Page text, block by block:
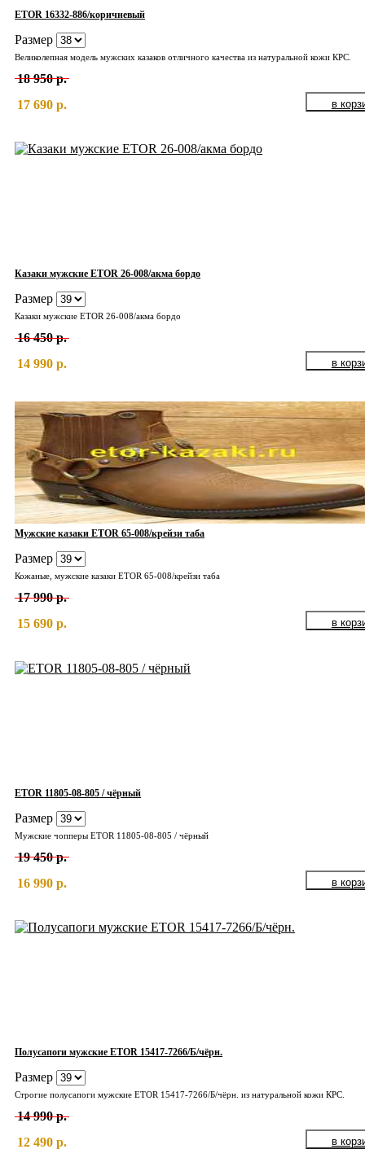
ETOR 16332-886/коричневый
Размер
Великолепная модель мужских казаков отличного качества из натуральной кожи КРС.
18 950 р.
17 690 р.
Казаки мужские ETOR 26-008/акма бордо
Размер
Казаки мужские ETOR 26-008/акма бордо
16 450 р.
14 990 р.
Мужские казаки ETOR 65-008/крейзи таба
Размер
Кожаные, мужские казаки ETOR 65-008/крейзи таба
17 990 р.
15 690 р.
ETOR 11805-08-805 / чёрный
Размер
Мужские чопперы ETOR 11805-08-805 / чёрный
19 450 р.
16 990 р.
Полусапоги мужские ETOR 15417-7266/Б/чёрн.
Размер
Строгие полусапоги мужские ETOR 15417-7266/Б/чёрн. из натуральной кожи КРС.
14 990 р.
12 490 р.